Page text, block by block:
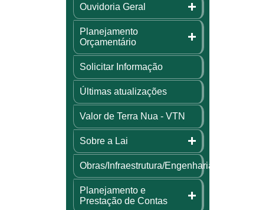
Ouvidoria Geral
Planejamento
Orçamentário
Solicitar Informação
Últimas atualizações
Valor de Terra Nua - VTN
Sobre a Lai
Obras/Infraestrutura/Engenharia
Planejamento e
Prestação de Contas